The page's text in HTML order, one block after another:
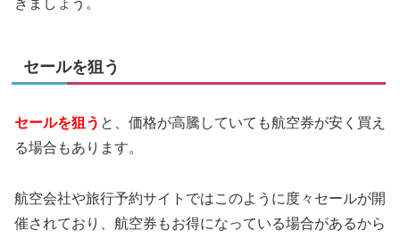
セールを狙う
セールを狙う と、価格が高騰していても航空券が安く買え
る場合もあります。
航空会社や旅行予約サイトではこのように度々セールが開
催されており、航空券もお得になっている場合があるから